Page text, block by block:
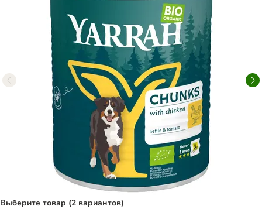
Выберите товар (2 вариантов)